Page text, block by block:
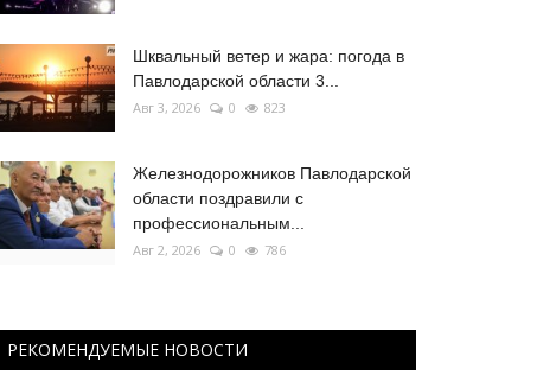
Шквальный ветер и жара: погода в
Павлодарской области 3...
Авг 3, 2026 0 823
Железнодорожников Павлодарской
области поздравили с
профессиональным...
Авг 2, 2026 0 786
РЕКОМЕНДУЕМЫЕ НОВОСТИ